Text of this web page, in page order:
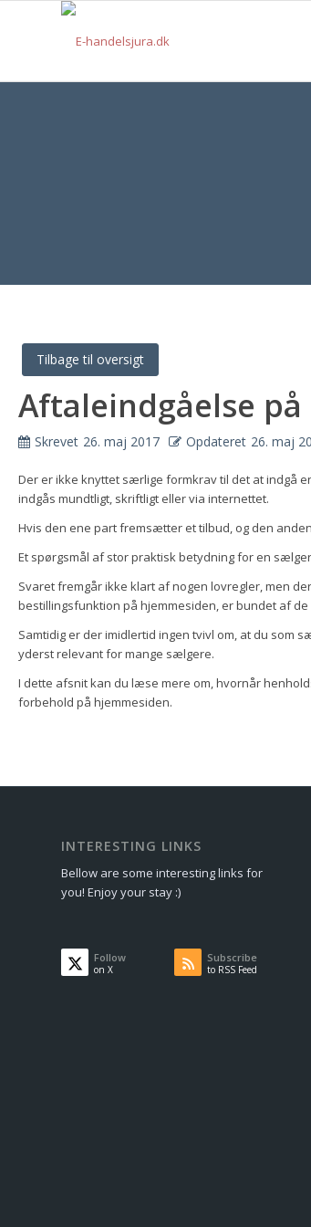
Tilbage til oversigt
Aftaleindgåelse
Skrevet 26. maj 2017 Opdateret 26. maj
Der er ikke knyttet særlige formkrav til det at indgå
indgås mundtligt, skriftligt eller via internettet.
Hvis den ene part fremsætter et tilbud, og den
Et spørgsmål af stor praktisk betydning for en
Svaret fremgår ikke klart af nogen lovregler, men
bestillingsfunktion på hjemmesiden, er bundet af
Samtidig er der imidlertid ingen tvivl om, at du
yderst relevant for mange sælgere.
I dette afsnit kan du læse mere om, hvornår
forbehold på hjemmesiden.
INTERESTING LINKS
Bellow are some interesting links for
you! Enjoy your stay :)
Follow
on X
Subscribe
to RSS Feed